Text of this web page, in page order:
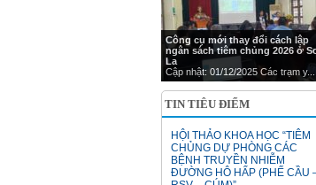
Công cụ mới thay đổi cách lập
ngân sách tiêm chủng 2026 ở
La
Cập nhật: 01/12/2025 Các trạm y...
TIN TIÊU ĐIỂM
HỘI THẢO KHOA HỌC “TIÊM
CHỦNG DỰ PHÒNG CÁC
BỆNH TRUYỀN NHIỄM
ĐƯỜNG HÔ HẤP (PHẾ CẦU